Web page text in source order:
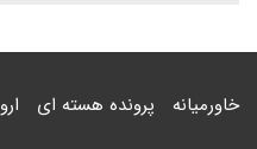
خاورمیانه پرونده هسته ای